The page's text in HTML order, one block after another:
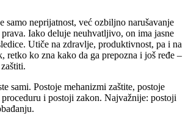
samo neprijatnost, već ozbiljno narušavanje
Iako deluje neuhvatljivo, on ima jasne
Utiče na zdravlje, produktivnost, pa i na
retko ko zna kako da ga prepozna i još ređe –
sami. Postoje mehanizmi zaštite, postoje
i postoji zakon. Najvažnije: postoji